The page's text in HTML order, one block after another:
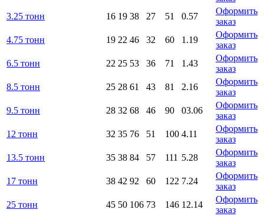
3.25 тонн
16 19 38 27 51 0.57
Оформить
заказ
4.75 тонн
19 22 46 32 60 1.19
Оформить
заказ
6.5 тонн
22 25 53 36 71 1.43
Оформить
заказ
8.5 тонн
25 28 61 43 81 2.16
Оформить
заказ
9.5 тонн
28 32 68 46 90 03.06
Оформить
заказ
12 тонн
32 35 76 51 100 4.11
Оформить
заказ
13.5 тонн
35 38 84 57 111 5.28
Оформить
заказ
17 тонн
38 42 92 60 122 7.24
Оформить
заказ
25 тонн
45 50 106 73 146 12.14
Оформить
заказ